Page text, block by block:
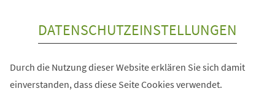
DATENSCHUTZEINSTELLUNGEN
Durch die Nutzung dieser Website erklären Sie sich damit
einverstanden, dass diese Seite Cookies verwendet.